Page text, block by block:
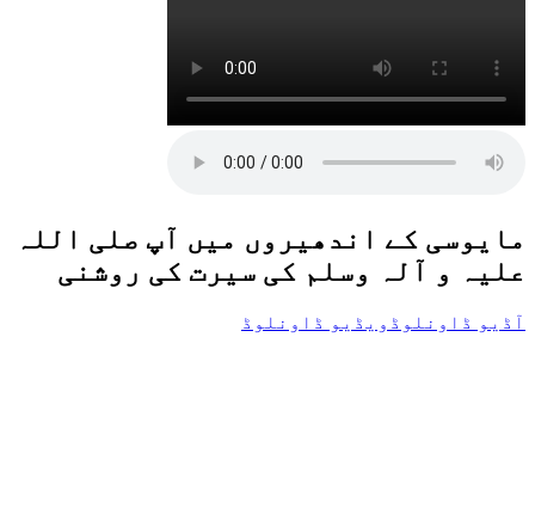
مایوسی کے اندھیروں میں آپ صلی اللہ
علیہ و آلہ وسلم کی سیرت کی روشنی
آڈیو ڈاونلوڈ ویڈیو ڈاونلوڈ